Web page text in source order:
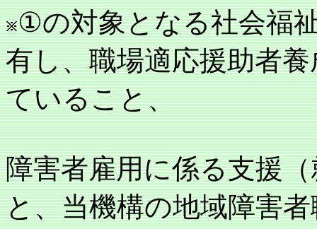
①の対象となる社会福
有し、職場適応援助者
ていること、
障害者雇用に係る支援
と、当機構の地域障害